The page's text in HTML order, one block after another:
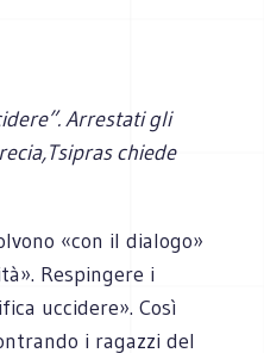
Arrestati gli
chiede
«con il dialogo»
Respingere i
uccidere». Così
i ragazzi del